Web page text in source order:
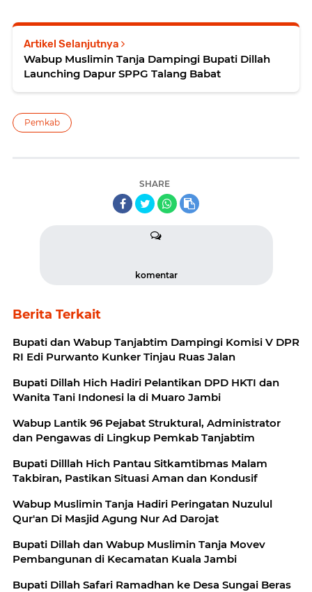
Artikel Selanjutnya
Wabup Muslimin Tanja Dampingi Bupati Dillah
Launching Dapur SPPG Talang Babat
Pemkab
SHARE
komentar
Berita Terkait
Bupati dan Wabup Tanjabtim Dampingi Komisi V DPR
RI Edi Purwanto Kunker Tinjau Ruas Jalan
Bupati Dillah Hich Hadiri Pelantikan DPD HKTI dan
Wanita Tani Indonesi la di Muaro Jambi
Wabup Lantik 96 Pejabat Struktural, Administrator
dan Pengawas di Lingkup Pemkab Tanjabtim
Bupati Dilllah Hich Pantau Sitkamtibmas Malam
Takbiran, Pastikan Situasi Aman dan Kondusif
Wabup Muslimin Tanja Hadiri Peringatan Nuzulul
Qur'an Di Masjid Agung Nur Ad Darojat
Bupati Dillah dan Wabup Muslimin Tanja Movev
Pembangunan di Kecamatan Kuala Jambi
Bupati Dillah Safari Ramadhan ke Desa Sungai Beras